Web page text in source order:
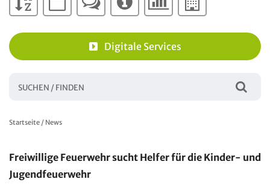
Digitale Services
Startseite / News
Freiwillige Feuerwehr sucht Helfer für die Kinder- und
Jugendfeuerwehr